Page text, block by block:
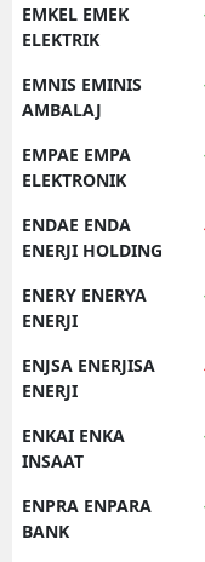
EMKEL EMEK
ELEKTRIK
EMNIS EMINIS
AMBALAJ
EMPAE EMPA
ELEKTRONIK
ENDAE ENDA
ENERJI HOLDING
ENERY ENERYA
ENERJI
ENJSA ENERJISA
ENERJI
ENKAI ENKA
INSAAT
ENPRA ENPARA
BANK